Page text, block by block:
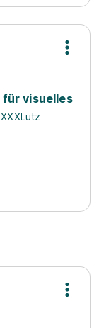
visuelles